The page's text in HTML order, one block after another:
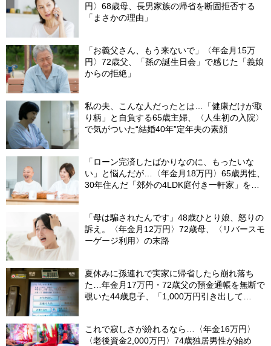
円〉68歳母、長男家族の帰省を断固拒否する
「まさかの理由」
「お義父さん、もう来ないで」〈年金月15万
円〉72歳父、「孫の誕生日会」で感じた「義娘
からの拒絶」
私の夫、こんな人だったとは…「健康だけが取
り柄」と自負する65歳主婦、〈人生初の入院〉
で気がついた“結婚40年”定年夫の素顔
「ローン完済したばかりなのに、もったいな
い」と悩んだが…〈年金月18万円〉65歳男性、
30年住んだ「郊外の4LDK庭付き一軒家」を手
「母は騙されたんです」48歳ひとり娘、怒りの
訴え。〈年金月12万円〉72歳母、〈リバースモ
ーゲージ利用〉の末路
夏休みに孫連れで実家に帰省したら崩れ落ち
た…年金月17万円・72歳父の預金通帳を無断で
覗いた44歳息子、「1,000万円引き出して
これで寂しさが紛れるなら…〈年金16万円〉
〈老後資金2,000万円〉74歳独居男性が始め